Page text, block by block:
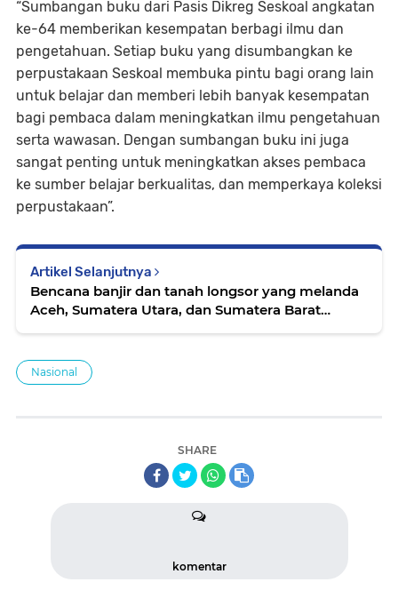
“Sumbangan buku dari Pasis Dikreg Seskoal angkatan
ke-64 memberikan kesempatan berbagi ilmu dan
pengetahuan. Setiap buku yang disumbangkan ke
perpustakaan Seskoal membuka pintu bagi orang lain
untuk belajar dan memberi lebih banyak kesempatan
bagi pembaca dalam meningkatkan ilmu pengetahuan
serta wawasan. Dengan sumbangan buku ini juga
sangat penting untuk meningkatkan akses pembaca
ke sumber belajar berkualitas, dan memperkaya koleksi
perpustakaan”.
Artikel Selanjutnya
Bencana banjir dan tanah longsor yang melanda
Aceh, Sumatera Utara, dan Sumatera Barat
mempercepat penanganan darurat
Nasional
SHARE
komentar